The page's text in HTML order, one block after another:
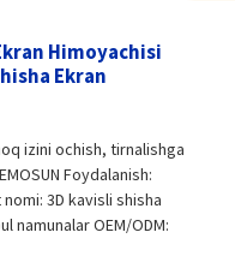
Himoyachisi
Ekran
izini ochish, tirnalishga
Foydalanish:
3D kavisli shisha
namunalar OEM/ODM: